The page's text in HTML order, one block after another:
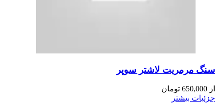
سنگ مرمریت لاشتر سوپر
از 650,000 تومان
جزئیات بیشتر